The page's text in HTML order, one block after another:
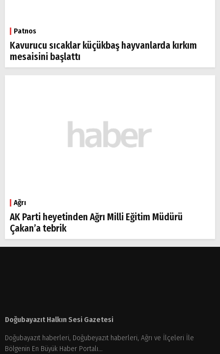
Patnos
Kavurucu sıcaklar küçükbaş hayvanlarda kırkım
mesaisini başlattı
Ağrı
AK Parti heyetinden Ağrı Milli Eğitim Müdürü
Çakan’a tebrik
Doğubayazıt Halkın Sesi Gazetesi
Doğubayazıt haberleri, Doğubeyazıt haberleri, Ağrı ve İlçeleri İle
Bölgenin En Büyük Haber Portalı...